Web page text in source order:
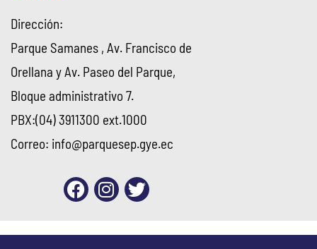
Dirección:
Parque Samanes , Av. Francisco de
Orellana y Av. Paseo del Parque,
Bloque administrativo 7.
PBX:(04) 3911300 ext.1000
Correo: info@parquesep.gye.ec